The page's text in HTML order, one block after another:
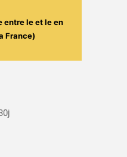
entre leet leen
France)